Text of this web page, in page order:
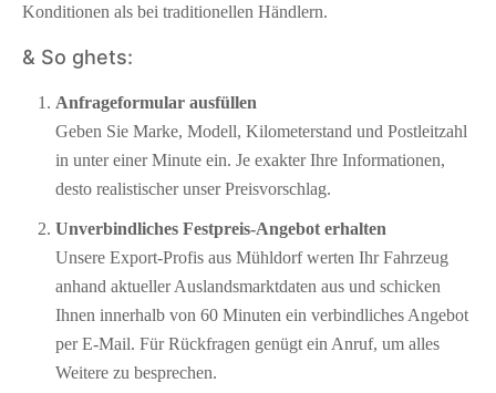
Konditionen als bei traditionellen Händlern.
& So ghets:
Anfrageformular ausfüllen
Geben Sie Marke, Modell, Kilometerstand und Postleitzahl
in unter einer Minute ein. Je exakter Ihre Informationen,
desto realistischer unser Preisvorschlag.
Unverbindliches Festpreis-Angebot erhalten
Unsere Export-Profis aus Mühldorf werten Ihr Fahrzeug
anhand aktueller Auslandsmarktdaten aus und schicken
Ihnen innerhalb von 60 Minuten ein verbindliches Angebot
per E-Mail. Für Rückfragen genügt ein Anruf, um alles
Weitere zu besprechen.